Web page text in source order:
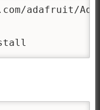
adafruit/